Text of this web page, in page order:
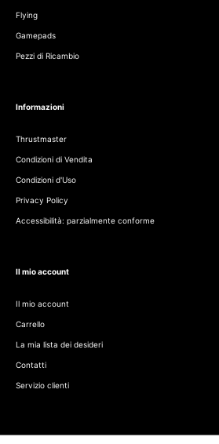
Flying
Gamepads
Pezzi di Ricambio
Informazioni
Thrustmaster
Condizioni di Vendita
Condizioni d'Uso
Privacy Policy
Accessibilità: parzialmente conforme
Il mio account
Il mio account
Carrello
La mia lista dei desideri
Contatti
Servizio clienti